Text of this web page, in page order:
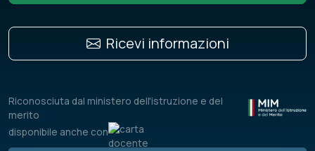
Ricevi informazioni
Riconosciuta dal ministero dell'istruzione e del
merito
disponibile anche con